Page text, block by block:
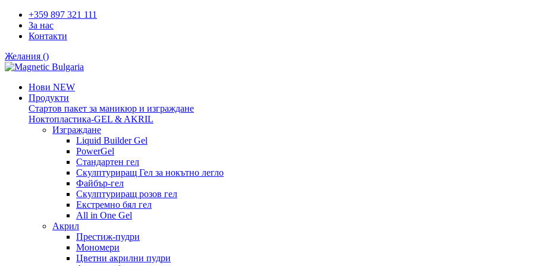
+359 897 321 111
За нас
Контакти
Желания ()
Нови NEW
Продукти
Стартов пакет за маникюр и изграждане
Ноктопластика-GEL & AKRIL
Изграждане
Liquid Builder Gel
PowerGel
Стандартен гел
Скулптуриращ Гел за нокътно легло
Файбър-гел
Скулптуриращ розов гел
Екстремно бял гел
All in One Gel
Акрил
Престиж-пудри
Мономери
Цветни акрилни пудри